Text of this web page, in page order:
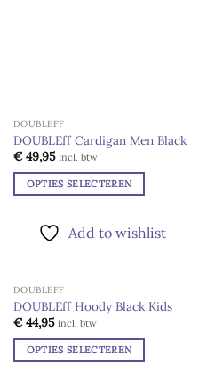
DOUBLEFF
DOUBLEff Cardigan Men Black
€49,95 incl. btw
OPTIES SELECTEREN
product
Deze
optie
kan
gekozen
Add to wishlist
DOUBLEFF
DOUBLEff Hoody Black Kids
€44,95 incl. btw
OPTIES SELECTEREN